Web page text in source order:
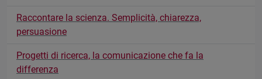
Raccontare la scienza. Semplicità, chiarezza,
persuasione
Progetti di ricerca, la comunicazione che fa la
differenza